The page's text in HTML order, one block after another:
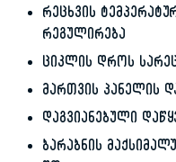
რეცხვის
რეგულირება
ციკლის დროს
მართვის პანელის
დაგვიანებული
ბარაბნის